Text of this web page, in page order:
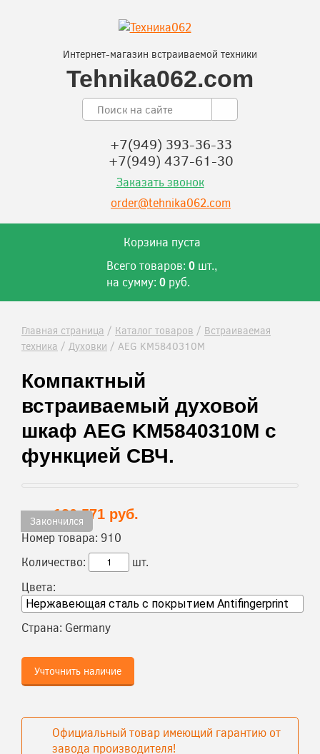
Интернет-магазин встраиваемой техники
Tehnika062.com
+7(949) 393-36-33
+7(949) 437-61-30
Заказать звонок
order@tehnika062.com
Корзина пуста
Всего товаров: 0 шт.,
на сумму: 0 руб.
Главная страница / Каталог товаров / Встраиваемая
техника / Духовки / AEG KM5840310M
Компактный
встраиваемый духовой
шкаф AEG KM5840310M с
функцией СВЧ.
Закончился
Цена:130 571 руб.
Номер товара: 910
Количество:
шт.
Цвета:
Страна: Germany
Учточнить наличие
Официальный товар имеющий гарантию от
завода производителя!